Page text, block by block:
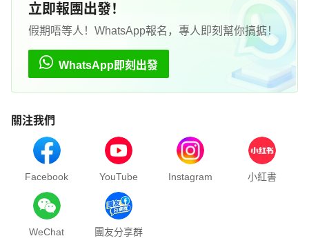
立即報團出發！
假期唔等人！WhatsApp報名，專人即刻幫你搞掂！
WhatsApp即刻出發
關注我們
Facebook YouTube Instagram 小紅書
WeChat 團友分享群